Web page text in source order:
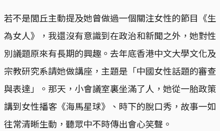
若不是閭丘主動提及她曾做過一個關注女性的節目《生
為女人》，我還沒有意識到在政治和新聞之外，她對性
別議題原來有長期的興趣。去年底香港中文大學文化及
宗教研究系請她做講座，主題是「中國女性話題的審查
與表達」。那天，小會議室裏坐滿了人，她從一胎政策
講到女性播客《海馬星球》、時下的脫口秀，故事一如
往常清晰生動，聽眾中不時傳出會心笑聲。